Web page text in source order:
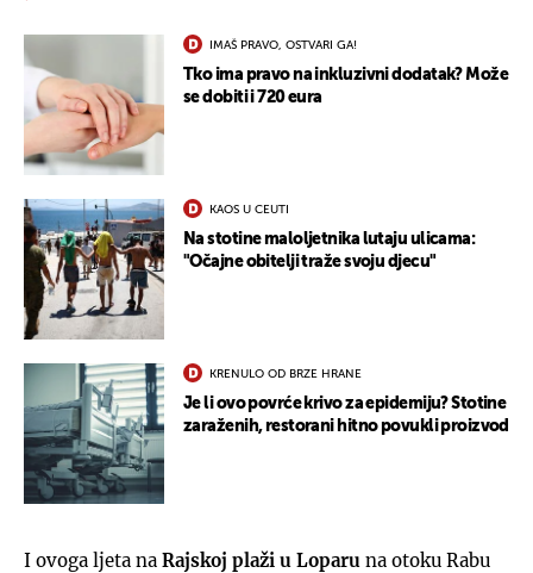
IMAŠ PRAVO, OSTVARI GA!
Tko ima pravo na inkluzivni dodatak? Može
se dobiti i 720 eura
KAOS U CEUTI
Na stotine maloljetnika lutaju ulicama:
"Očajne obitelji traže svoju djecu"
KRENULO OD BRZE HRANE
Je li ovo povrće krivo za epidemiju? Stotine
zaraženih, restorani hitno povukli proizvod
I ovoga ljeta na Rajskoj plaži u Loparu na otoku Rabu